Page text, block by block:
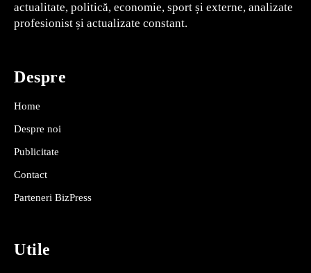
actualitate, politică, economie, sport și externe, analizate
profesionist și actualizate constant.
Despre
Home
Despre noi
Publicitate
Contact
Parteneri BizPress
Utile